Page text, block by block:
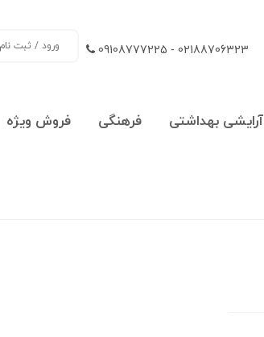
02188706323 - 09108777225 ورود / ثبت نام
آرایشی بهداشتی فرهنگی فروش ویژه